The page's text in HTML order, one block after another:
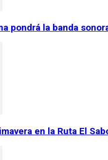
pondrá la banda
en la Ruta El